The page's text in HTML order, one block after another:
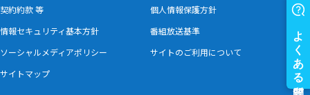
契約約款 等
個人情報保護方針
情報セキュリティ基本方針
番組放送基準
ソーシャルメディアポリシー
サイトのご利用について
サイトマップ